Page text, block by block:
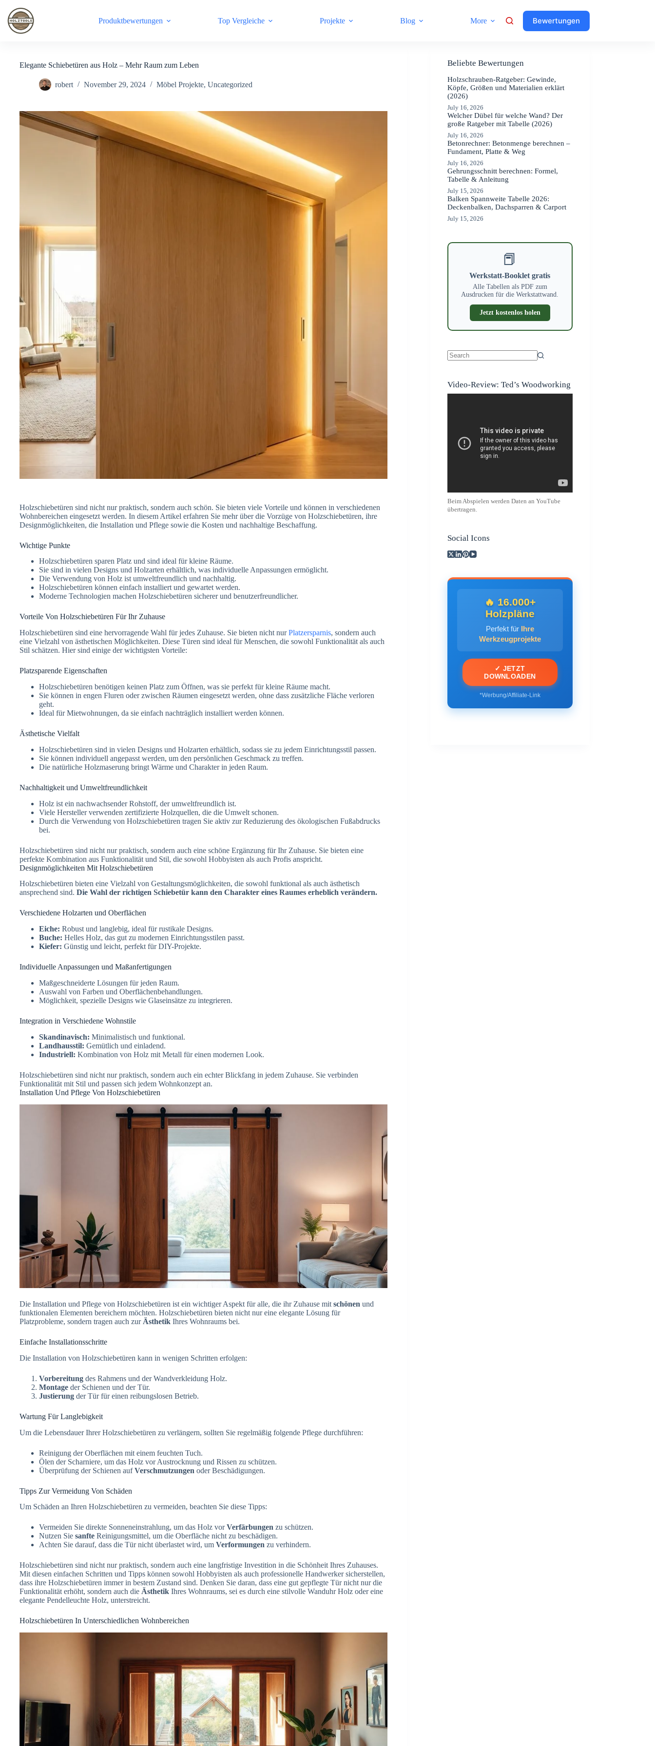
content
Produktbewertungen Top Vergleiche Projekte Blog More Bewertungen
Elegante Schiebetüren aus Holz – Mehr Raum zum Leben
robert November 29, 2024 Möbel Projekte, Uncategorized
Holzschiebetüren sind nicht nur praktisch, sondern auch schön. Sie bieten viele Vorteile und können in verschiedenen
Wohnbereichen eingesetzt werden. In diesem Artikel erfahren Sie mehr über die Vorzüge von Holzschiebetüren, ihre
Designmöglichkeiten, die Installation und Pflege sowie die Kosten und nachhaltige Beschaffung.
Wichtige Punkte
Holzschiebetüren sparen Platz und sind ideal für kleine Räume.
Sie sind in vielen Designs und Holzarten erhältlich, was individuelle Anpassungen ermöglicht.
Die Verwendung von Holz ist umweltfreundlich und nachhaltig.
Holzschiebetüren können einfach installiert und gewartet werden.
Moderne Technologien machen Holzschiebetüren sicherer und benutzerfreundlicher.
Vorteile Von Holzschiebetüren Für Ihr Zuhause
Holzschiebetüren sind eine hervorragende Wahl für jedes Zuhause. Sie bieten nicht nurPlatzersparnis, sondern auch
eine Vielzahl von ästhetischen Möglichkeiten. Diese Türen sind ideal für Menschen, die sowohl Funktionalität als auch
Stil schätzen. Hier sind einige der wichtigsten Vorteile:
Platzsparende Eigenschaften
Holzschiebetüren benötigen keinen Platz zum Öffnen, was sie perfekt für kleine Räume macht.
Sie können in engen Fluren oder zwischen Räumen eingesetzt werden, ohne dass zusätzliche Fläche verloren
geht.
Ideal für Mietwohnungen, da sie einfach nachträglich installiert werden können.
Ästhetische Vielfalt
Holzschiebetüren sind in vielen Designs und Holzarten erhältlich, sodass sie zu jedem Einrichtungsstil passen.
Sie können individuell angepasst werden, um den persönlichen Geschmack zu treffen.
Die natürliche Holzmaserung bringt Wärme und Charakter in jeden Raum.
Nachhaltigkeit und Umweltfreundlichkeit
Holz ist ein nachwachsender Rohstoff, der umweltfreundlich ist.
Viele Hersteller verwenden zertifizierte Holzquellen, die die Umwelt schonen.
Durch die Verwendung von Holzschiebetüren tragen Sie aktiv zur Reduzierung des ökologischen Fußabdrucks
bei.
Holzschiebetüren sind nicht nur praktisch, sondern auch eine schöne Ergänzung für Ihr Zuhause. Sie bieten eine
perfekte Kombination aus Funktionalität und Stil, die sowohl Hobbyisten als auch Profis anspricht.
Designmöglichkeiten Mit Holzschiebetüren
Holzschiebetüren bieten eine Vielzahl von Gestaltungsmöglichkeiten, die sowohl funktional als auch ästhetisch
ansprechend sind. Die Wahl der richtigen Schiebetür kann den Charakter eines Raumes erheblich verändern.
Verschiedene Holzarten und Oberflächen
Eiche: Robust und langlebig, ideal für rustikale Designs.
Buche: Helles Holz, das gut zu modernen Einrichtungsstilen passt.
Kiefer: Günstig und leicht, perfekt für DIY-Projekte.
Individuelle Anpassungen und Maßanfertigungen
Maßgeschneiderte Lösungen für jeden Raum.
Auswahl von Farben und Oberflächenbehandlungen.
Möglichkeit, spezielle Designs wie Glaseinsätze zu integrieren.
Integration in Verschiedene Wohnstile
Skandinavisch: Minimalistisch und funktional.
Landhausstil: Gemütlich und einladend.
Industriell: Kombination von Holz mit Metall für einen modernen Look.
Holzschiebetüren sind nicht nur praktisch, sondern auch ein echter Blickfang in jedem Zuhause. Sie verbinden
Funktionalität mit Stil und passen sich jedem Wohnkonzept an.
Installation Und Pflege Von Holzschiebetüren
Die Installation und Pflege von Holzschiebetüren ist ein wichtiger Aspekt für alle, die ihr Zuhause mit schönen und
funktionalen Elementen bereichern möchten. Holzschiebetüren bieten nicht nur eine elegante Lösung für
Platzprobleme, sondern tragen auch zur Ästhetik Ihres Wohnraums bei.
Einfache Installationsschritte
Die Installation von Holzschiebetüren kann in wenigen Schritten erfolgen:
Vorbereitung des Rahmens und der Wandverkleidung Holz.
Montage der Schienen und der Tür.
Justierung der Tür für einen reibungslosen Betrieb.
Wartung Für Langlebigkeit
Um die Lebensdauer Ihrer Holzschiebetüren zu verlängern, sollten Sie regelmäßig folgende Pflege durchführen:
Reinigung der Oberflächen mit einem feuchten Tuch.
Ölen der Scharniere, um das Holz vor Austrocknung und Rissen zu schützen.
Überprüfung der Schienen aufVerschmutzungen oder Beschädigungen.
Tipps Zur Vermeidung Von Schäden
Um Schäden an Ihren Holzschiebetüren zu vermeiden, beachten Sie diese Tipps:
Vermeiden Sie direkte Sonneneinstrahlung, um das Holz vorVerfärbungen zu schützen.
Nutzen Sie sanfte Reinigungsmittel, um die Oberfläche nicht zu beschädigen.
Achten Sie darauf, dass die Tür nicht überlastet wird, um Verformungen zu verhindern.
Holzschiebetüren sind nicht nur praktisch, sondern auch eine langfristige Investition in die Schönheit Ihres Zuhauses.
Mit diesen einfachen Schritten und Tipps können sowohl Hobbyisten als auch professionelle Handwerker sicherstellen,
dass ihre Holzschiebetüren immer in bestem Zustand sind. Denken Sie daran, dass eine gut gepflegte Tür nicht nur die
Funktionalität erhöht, sondern auch die Ästhetik Ihres Wohnraums, sei es durch eine stilvolle Wanduhr Holz oder eine
elegante Pendelleuchte Holz, unterstreicht.
Holzschiebetüren In Unterschiedlichen Wohnbereichen
Beliebte Bewertungen
Holzschrauben-Ratgeber: Gewinde,
Köpfe, Größen und Materialien erklärt
(2026)
July 16, 2026
Welcher Dübel für welche Wand? Der
große Ratgeber mit Tabelle (2026)
July 16, 2026
Betonrechner: Betonmenge berechnen –
Fundament, Platte & Weg
July 16, 2026
Gehrungsschnitt berechnen: Formel,
Tabelle & Anleitung
July 15, 2026
Balken Spannweite Tabelle 2026:
Deckenbalken, Dachsparren & Carport
July 15, 2026
📕
Werkstatt-Booklet gratis
Alle Tabellen als PDF zum
Ausdrucken für die Werkstattwand.
Jetzt kostenlos holen
Video-Review: Ted’s Woodworking
Beim Abspielen werden Daten an YouTube
übertragen.
Social Icons
🔥 16.000+
Holzpläne
Perfekt für
Ihre
Werkzeugprojekte
✓ JETZT
DOWNLOADEN
*Werbung/Affiliate-Link